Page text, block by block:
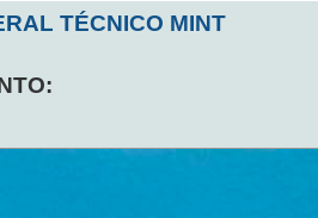
TÉCNICO MINT